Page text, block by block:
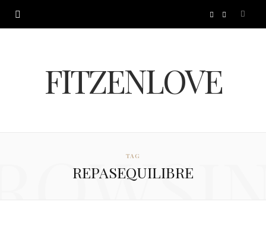
s
FITZENLOVE
TAG
REPASEQUILIBRE